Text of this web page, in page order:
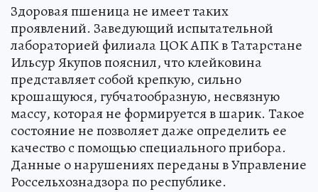
Здоровая пшеница не имеет таких
проявлений. Заведующий испытательной
лабораторией филиала ЦОК АПК в Татарстане
Ильсур Якупов пояснил, что клейковина
представляет собой крепкую, сильно
крошащуюся, губчатообразную, несвязную
массу, которая не формируется в шарик. Такое
состояние не позволяет даже определить ее
качество с помощью специального прибора.
Данные о нарушениях переданы в Управление
Россельхознадзора по республике.